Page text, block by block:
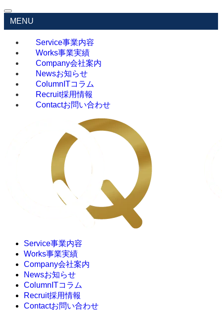
MENU
Service事業内容
Works事業実績
Company会社案内
Newsお知らせ
Column ITコラム
Recruit採用情報
Contactお問い合わせ
Service事業内容
Works事業実績
Company会社案内
Newsお知らせ
Column ITコラム
Recruit採用情報
Contactお問い合わせ